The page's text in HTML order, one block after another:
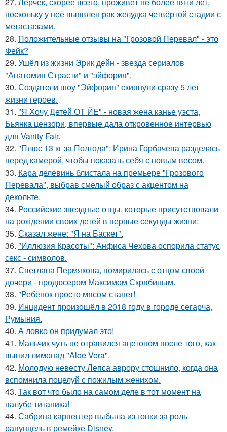
поскольку у неё выявлен рак желудка четвёртой стадии с
метастазами.
28. Положительные отзывы на "Грозовой Перевал" - это
Фейк?
29. Ушёл из жизни Эрик дейн - звезда сериалов
"Анатомия Страсти" и "эйфория".
30. Создатели шоу "Эйфория" скипнули сразу 5 лет
жизни героев.
31. "Я Хочу Детей ОТ ЙЕ" - новая жена канье уэста,
Бьянка цензори, впервые дала откровенное интервью
для Vanity Fair.
32. "Плюс 13 кг за Полгода": Ирина Горбачева разделась
перед камерой, чтобы показать себя с новым весом.
33. Кара делевинь блистала на премьере "Грозового
Перевала", выбрав смелый образ с акцентом на
декольте.
34. Российские звездные отцы, которые присутствовали
на рождении своих детей в первые секунды жизни:
35. Сказал жене: "Я на Баскет".
36. "Иллюзия Красоты": Анфиса Чехова оспорила статус
секс - символов.
37. Светлана Пермякова, помирилась с отцом своей
дочери - продюсером Максимом Скрябиным.
38. "Ребёнок просто мясом станет!
39. Инцидент произошёл в 2018 году в городе сегарча,
Румыния.
40. А ловко он придумал это!
41. Мальчик чуть не отравился ацетоном после того, как
выпил лимонад "Aloe Vera".
42. Молодую невесту Лепса аврору стошнило, когда она
вспомнила поцелуй с пожилым женихом.
43. Так вот что было на самом деле в тот момент на
палубе титаника!
44. Сабрина карпентер выбыла из гонки за роль
рапунцель в ремейке Disney.